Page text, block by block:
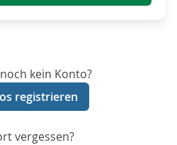
kein Konto?
registrieren
vergessen?